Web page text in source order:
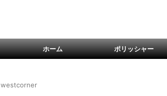
ホーム ポリッシャー
westcorner